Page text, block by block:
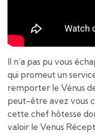
Il n’a pas pu vous
qui promeut un
remporter le Vénus
peut-être avez vous
cette chef hôtesse
valoir le Venus